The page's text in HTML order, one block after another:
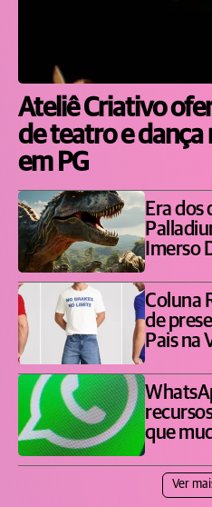
Ateliê Criativo
de teatro e dança
em PG
Era dos
Imerso
Coluna
de
Pais na
que
Ver